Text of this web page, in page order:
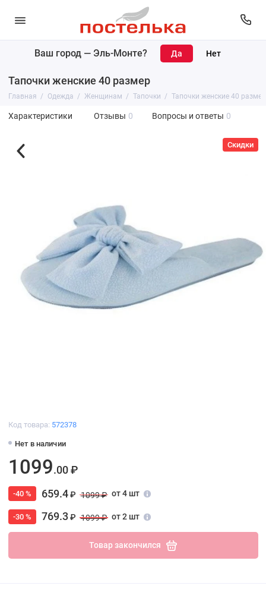
Ваш город — Эль-Монте?
Тапочки женские 40 размер
Главная Одежда Женщинам Тапочки Тапочки женские 40 размер
Характеристики Отзывы 0 Вопросы и ответы 0
Скидки
Код товара: 572378
Нет в наличии
1099.00 ₽
-40 % 659.4₽ 1099 ₽ от 4 шт
-30 % 769.3₽ 1099 ₽ от 2 шт
Товар закончился